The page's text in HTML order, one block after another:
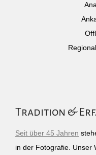
Tradition &
Seit über 45 Jahren
in der Fotografie. Unser